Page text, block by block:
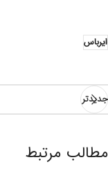
ایرباس
جدیدتر
مطالب مرتبط